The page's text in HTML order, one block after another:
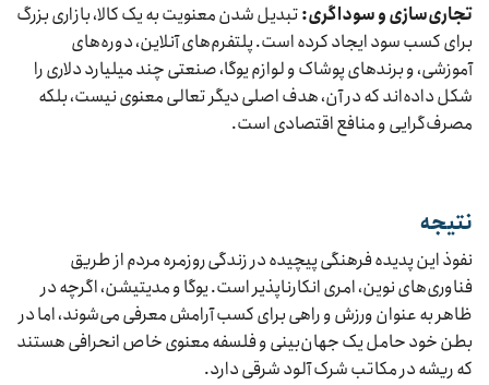
تجاری‌سازی و سوداگری:تبدیل شدن معنویت به یک کالا، بازاری بزرگ
برای کسب سود ایجاد کرده است. پلتفرم‌های آنلاین، دوره‌های
آموزشی، و برندهای پوشاک و لوازم یوگا، صنعتی چند میلیارد دلاری را
شکل داده‌اند که در آن، هدف اصلی دیگر تعالی معنوی نیست، بلکه
مصرف‌گرایی و منافع اقتصادی است.
نتیجه‌
نفوذ این پدیده فرهنگی پیچیده در زندگی روزمره مردم از طریق
فناوری‌های نوین، امری انکارناپذیر است. یوگا و مدیتیشن، اگرچه در
ظاهر به عنوان ورزش و راهی برای کسب آرامش معرفی می‌شوند، اما در
بطن خود حامل یک جهان‌بینی و فلسفه معنوی خاص انحرافی هستند
که ریشه در مکاتب شرک آلود شرقی دارد.